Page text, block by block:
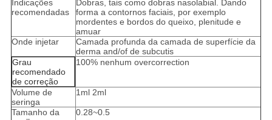
Indicações
recomendadas
Dobras, tais como dobras nasolabial. Dando
forma a contornos faciais, por exemplo
mordentes e bordos do queixo, plenitude e
amuar
Onde injetar
Camada profunda da camada de superfície da
derma and/of de subcutis
Grau
recomendado
de correção
100% nenhum overcorrection
Volume de
seringa
1ml 2ml
Tamanho da
0.28~0.5